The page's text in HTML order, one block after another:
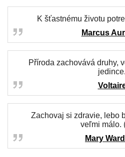
K šťastnému životu
Marcus
Příroda zachovává druhy,
jedince.
Zachovaj si zdravie, lebo
veľmi málo.
Mary